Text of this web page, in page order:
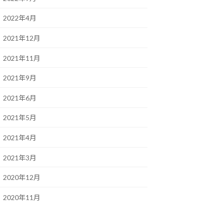
2022年4月
2021年12月
2021年11月
2021年9月
2021年6月
2021年5月
2021年4月
2021年3月
2020年12月
2020年11月